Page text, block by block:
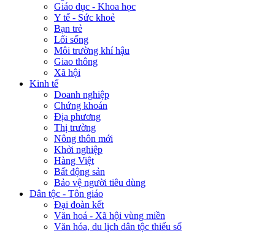
Giáo dục - Khoa học
Y tế - Sức khoẻ
Bạn trẻ
Lối sống
Môi trường khí hậu
Giao thông
Xã hội
Kinh tế
Doanh nghiệp
Chứng khoán
Địa phương
Thị trường
Nông thôn mới
Khởi nghiệp
Hàng Việt
Bất động sản
Bảo vệ người tiêu dùng
Dân tộc - Tôn giáo
Đại đoàn kết
Văn hoá - Xã hội vùng miền
Văn hóa, du lịch dân tộc thiểu số